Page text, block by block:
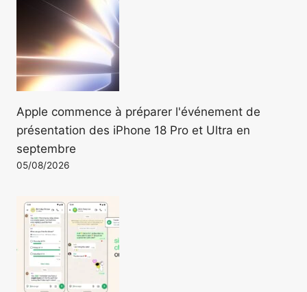
Apple commence à préparer l'événement de
présentation des iPhone 18 Pro et Ultra en
septembre
05/08/2026